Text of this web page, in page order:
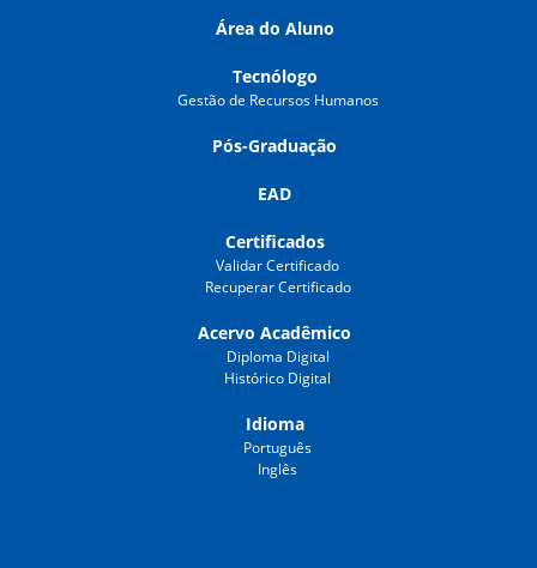
Área do Aluno
Tecnólogo
Gestão de Recursos Humanos
Pós-Graduação
EAD
Certificados
Validar Certificado
Recuperar Certificado
Acervo Acadêmico
Diploma Digital
Histórico Digital
Idioma
Português
Inglês